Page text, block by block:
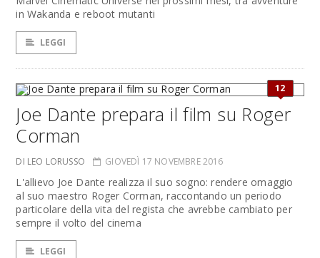
in Wakanda e reboot mutanti
LEGGI
12
Joe Dante prepara il film su Roger
Corman
DI LEO LORUSSO GIOVEDÌ 17 NOVEMBRE 2016
L'allievo Joe Dante realizza il suo sogno: rendere omaggio
al suo maestro Roger Corman, raccontando un periodo
particolare della vita del regista che avrebbe cambiato per
sempre il volto del cinema
LEGGI